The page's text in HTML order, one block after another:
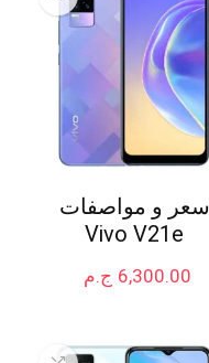
سعر و مواصفات
Vivo V21e
ج.م 6,300.00